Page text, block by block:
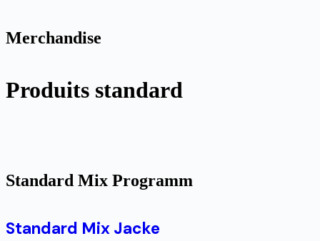
Merchandise
Produits standard
Standard Mix Programm
Standard Mix Jacke